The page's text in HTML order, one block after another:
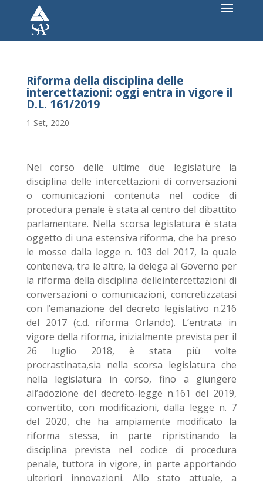
Riforma della disciplina delle
intercettazioni: oggi entra in vigore il
D.L. 161/2019
1 Set, 2020
Nel corso delle ultime due legislature la
disciplina delle intercettazioni di conversazioni
o comunicazioni contenuta nel codice di
procedura penale è stata al centro del dibattito
parlamentare. Nella scorsa legislatura è stata
oggetto di una estensiva riforma, che ha preso
le mosse dalla legge n. 103 del 2017, la quale
conteneva, tra le altre, la delega al Governo per
la riforma della disciplina delleintercettazioni di
conversazioni o comunicazioni, concretizzatasi
con l’emanazione del decreto legislativo n.216
del 2017 (c.d. riforma Orlando). L’entrata in
vigore della riforma, inizialmente prevista per il
26 luglio 2018, è stata più volte
procrastinata,sia nella scorsa legislatura che
nella legislatura in corso, fino a giungere
all’adozione del decreto-legge n.161 del 2019,
convertito, con modificazioni, dalla legge n. 7
del 2020, che ha ampiamente modificato la
riforma stessa, in parte ripristinando la
disciplina prevista nel codice di procedura
penale, tuttora in vigore, in parte apportando
ulteriori innovazioni. Allo stato attuale, a